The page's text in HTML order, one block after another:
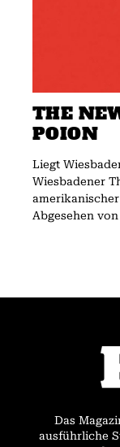
THE
POION
Liegt Wiesbaden in
Wiesbadener
Abgesehen
Das
ausführliche